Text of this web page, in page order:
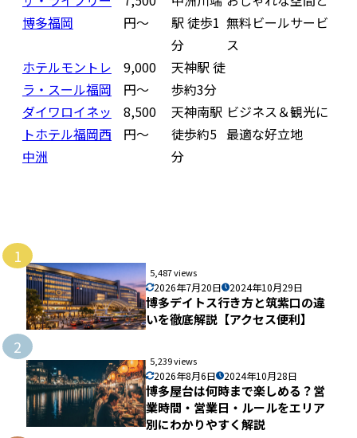
博多福岡
円〜
駅 徒歩1
分
無料ビールサービ
ス
ホテルモントレ
ラ・スール福岡
9,000
円〜
天神駅 徒
歩約3分
ダイワロイネッ
トホテル福岡西
中洲
8,500
円〜
天神南駅
徒歩約5
分
ビジネス＆観光に
最適な好立地
1
5,487 views
2026年7月20日 2024年10月29日
博多デイトス行き方と筑紫口の違
いを徹底解説【アクセス便利】
2
5,239 views
2026年8月6日 2024年10月28日
博多屋台は何時まで楽しめる？営
業時間・営業日・ルールをエリア
別にわかりやすく解説